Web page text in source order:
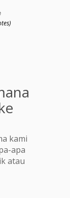
kami
apa
atau